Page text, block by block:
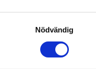
Nödvändig